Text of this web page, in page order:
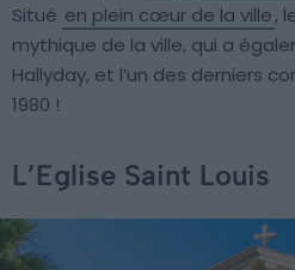
Situé en plein cœur de la ville,
mythique de la ville, qui a
Hallyday, et l’un des derniers
1980 !
L’Eglise Saint Louis